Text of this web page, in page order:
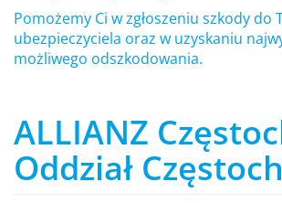
Pomożemy Ci w zgłoszeniu szkody do
ubezpieczyciela oraz w uzyskaniu
możliwego odszkodowania.
ALLIANZ
Oddział